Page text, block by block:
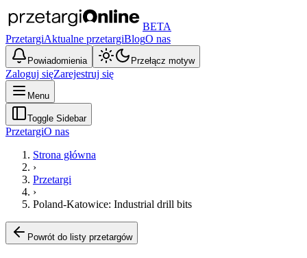
BETA
PrzetargiAktualne przetargiBlogO nas
Powiadomienia Przełącz motyw
Zaloguj sięZarejestruj się
Menu
Toggle Sidebar
PrzetargiO nas
Strona główna
›
Przetargi
›
Poland-Katowice: Industrial drill bits
Powrót do listy przetargów